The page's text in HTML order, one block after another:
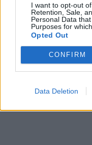
I want to opt-out
Retention, Sale,
Personal Data
Purposes for
Opted Out
CONFIRM
Data Deletion